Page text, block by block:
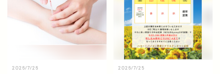
2026/7/26 2026/7/25